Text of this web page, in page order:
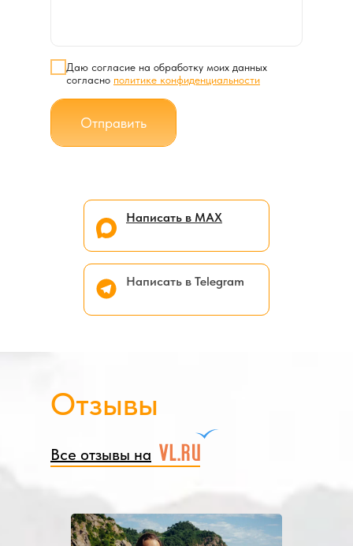
Написать в МАХ
Даю согласие на обработку моих данных
согласно политике конфиденциальности
Отправить
Написать в Telegram
Отзывы
Все отзывы на